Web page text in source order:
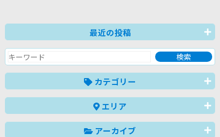
最近の投稿
カテゴリー
エリア
アーカイブ